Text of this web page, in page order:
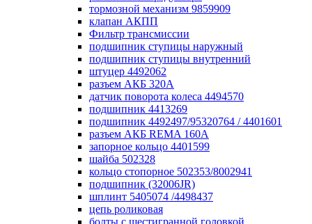
тормозной механизм 9859909
клапан АКПП
Фильтр трансмиссии
подшипник ступицы наружный
подшипник ступицы внутренний
штуцер 4492062
разъем АКБ 320А
датчик поворота колеса 4494570
подшипник 4413269
подшипник 4492497/95320764 / 4401601
разъем АКБ REMA 160А
запорное кольцо 4401599
шайба 502328
кольцо стопорное 502353/8002941
подшипник (32006JR)
шплинт 5405074 /4498437
цепь роликовая
болты с шестигранной головкой